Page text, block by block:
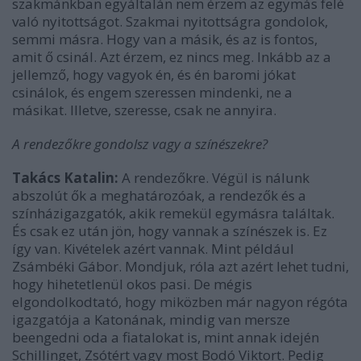
való nyitottságot. Szakmai nyitottságra gondolok,
semmi másra. Hogy van a másik, és az is fontos,
amit ő csinál. Azt érzem, ez nincs meg. Inkább az a
jellemző, hogy vagyok én, és én baromi jókat
csinálok, és engem szeressen mindenki, ne a
másikat. Illetve, szeresse, csak ne annyira.
A rendezőkre gondolsz vagy a színészekre?
Takács Katalin: A rendezőkre. Végül is nálunk
abszolút ők a meghatározóak, a rendezők és a
színházigazgatók, akik remekül egymásra találtak.
És csak ez után jön, hogy vannak a színészek is. Ez
így van. Kivételek azért vannak. Mint például
Zsámbéki Gábor. Mondjuk, róla azt azért lehet tudni,
hogy hihetetlenül okos pasi. De mégis
elgondolkodtató, hogy miközben már nagyon régóta
igazgatója a Katonának, mindig van mersze
beengedni oda a fiatalokat is, mint annak idején
Schillinget, Zsótért vagy most Bodó Viktort. Pedig